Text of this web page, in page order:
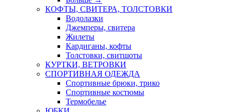
КОФТЫ, СВИТЕРА, ТОЛСТОВКИ
Водолазки
Джемперы, свитера
Жилеты
Кардиганы, кофты
Толстовки, свитшоты
КУРТКИ, ВЕТРОВКИ
СПОРТИВНАЯ ОДЕЖДА
Спортивные брюки, трико
Спортивные костюмы
Термобелье